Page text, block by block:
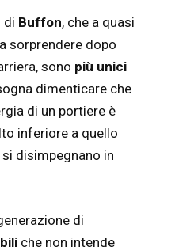
di Buffon, che a quasi
sorprendere dopo
sono più unici
dimenticare che
di un portiere è
inferiore a quello
disimpegnano in
di
che non intende